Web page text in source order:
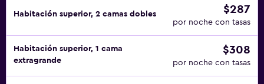
Habitación superior, 2 camas dobles $287
por noche con tasas
Habitación superior, 1 cama
extragrande
$308
por noche con tasas